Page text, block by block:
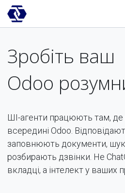
Skip to Content
Зробіть ваш
Odoo
ШІ-агенти працюють там, де
всередині Odoo.
заповнюють документи,
розбирають дзвінки. Не
вкладці, а інтелект у ваших